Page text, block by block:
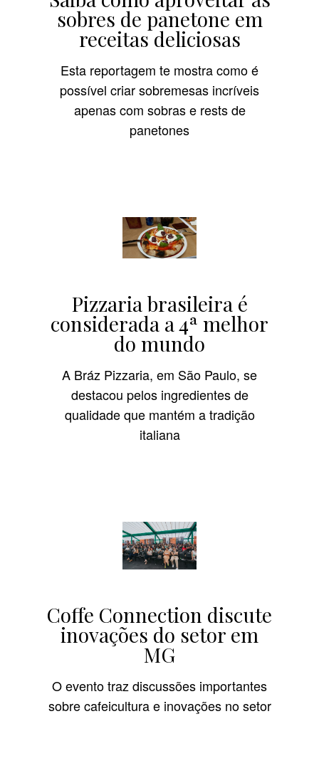
sobres de panetone em
receitas deliciosas
Esta reportagem te mostra como é
possível criar sobremesas incríveis
apenas com sobras e rests de
panetones
Pizzaria brasileira é
considerada a 4ª melhor
do mundo
A Bráz Pizzaria, em São Paulo, se
destacou pelos ingredientes de
qualidade que mantém a tradição
italiana
Coffe Connection discute
inovações do setor em
MG
O evento traz discussões importantes
sobre cafeicultura e inovações no setor